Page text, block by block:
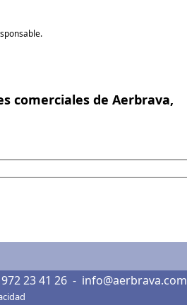
comerciales de Aerbrava,
972 23 41 26 - info@aerbrava.com